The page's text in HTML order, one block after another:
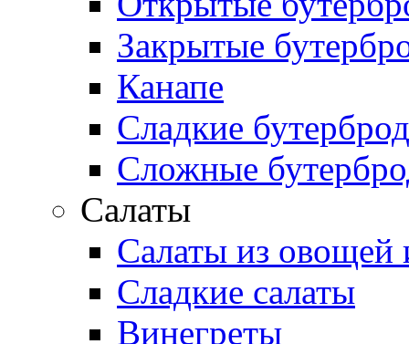
Закрытые
Канапе
Сладкие
Сложные
Салаты
Салаты из овощей
Сладкие салаты
Винегреты